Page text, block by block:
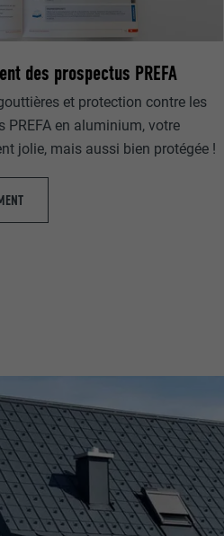
des prospectus PREFA
et protection contre les
PREFA en aluminium, votre
jolie, mais aussi bien protégée !
EXPIRATION
NOM
EXPIRATION
UTILITÉ
UTILITÉ
EXPIRATION
UTILITÉ